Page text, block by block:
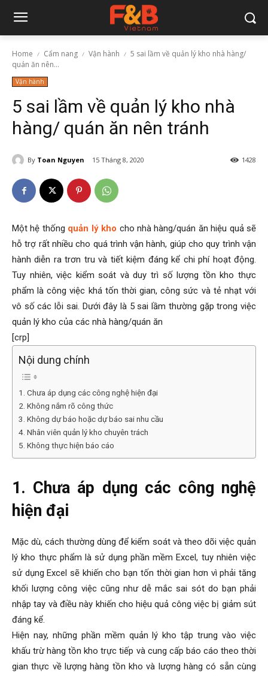
Home Cẩm nang Vận hành
5 sai lầm về quản lý kho nhà hàng/
quán ăn nên...
Vận hành
5 sai lầm về quản lý kho nhà
hàng/ quán ăn nên tránh
By Toan Nguyen 15 Tháng 8, 2020 1428
Một hệ thống quản lý kho cho nhà hàng/quán ăn hiệu quả sẽ
hỗ trợ rất nhiều cho quá trình vận hành, giúp cho quy trình vận
hành diễn ra trơn tru và tiết kiệm đáng kể chi phí hoạt động.
Tuy nhiên, việc kiểm soát và duy trì số lượng tồn kho thực
phẩm là công việc khá tốn thời gian, công sức và tẻ nhạt với
vô số các lỗi sai. Dưới đây là 5 sai lầm thường gặp trong việc
quản lý kho của các nhà hàng/quán ăn
[crp]
Nội dung chính
1. Chưa áp dụng các công nghệ hiện đại
2. Không nắm rõ công thức
3. Không dự báo hoặc dự báo sai nhu cầu
4. Nhân viên quản lý kho chuyên trách
5. Không thực hiện báo cáo
1. Chưa áp dụng các công nghệ
hiện đại
Mặc dù, cách thường dùng để kiểm soát và theo dõi việc quản
lý kho thực phẩm là sử dụng phần mềm Excel, tuy nhiên việc
sử dụng Excel sẽ khiến cho bạn tốn thời gian hơn vì phải tăng
khối lượng công việc cũng như dễ mắc sai sót do bạn phải
nhập tay và điều này khiến cho hiệu quả công việc bị giảm sút
đáng kể.
Hiện nay, những phần mềm quản lý kho tập trung vào việc
khấu trừ hàng tồn kho trực tiếp và cung cấp báo cáo theo thời
gian thực về lượng hàng tồn kho và lượng hàng có sẵn cùng